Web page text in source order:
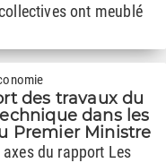
ont meublé
des travaux du
dans les
Premier Ministre
du rapport Les